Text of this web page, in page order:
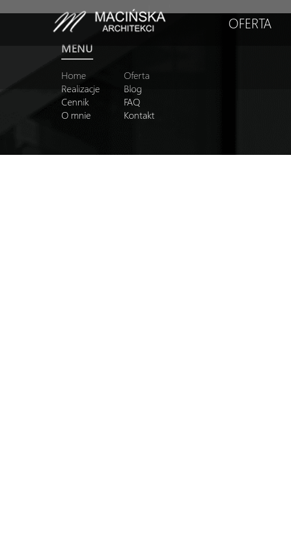
OFERTA
MENU
Home
Oferta
Realizacje
Blog
Cennik
FAQ
O mnie
Kontakt